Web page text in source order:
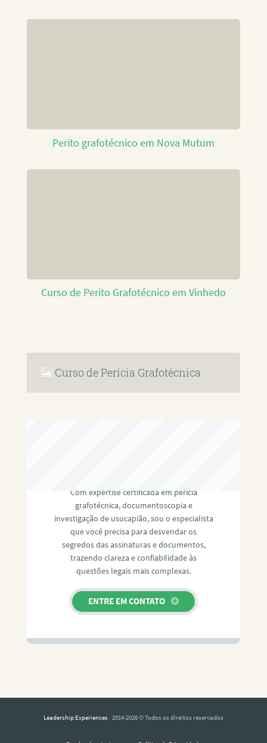
Perito grafotécnico em Nova Mutum
Curso de Perito Grafotécnico em Vinhedo
Curso de Perícia Grafotécnica
Com expertise certificada em perícia
grafotécnica, documentoscopia e
investigação de usucapião, sou o especialista
que você precisa para desvendar os
segredos das assinaturas e documentos,
trazendo clareza e confiabilidade às
questões legais mais complexas.
ENTRE EM CONTATO
Leadership Experiences · 2014-2026 © Todos os direitos reservados